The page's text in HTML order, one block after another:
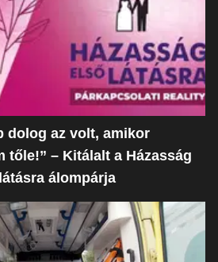
dolog az volt, amikor
tőle!” – Kitálalt a Házasság
álompárja